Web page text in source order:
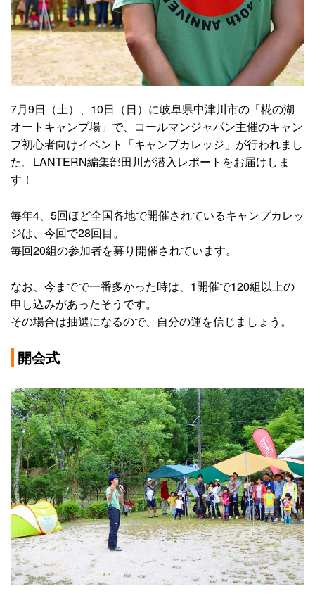
7月9日（土）、10日（日）に岐阜県中津川市の「椛の湖
オートキャンプ場」で、コールマンジャパン主催のキャン
プ初心者向けイベント「キャンプカレッジ」が行われまし
た。LANTERN編集部田川が潜入レポートをお届けしま
す！
毎年4、5回ほど全国各地で開催されているキャンプカレッ
ジは、今回で28回目。
毎回20組の参加者を募り開催されています。
なお、今までで一番多かった時は、1開催で120組以上の
申し込みがあったそうです。
その場合は抽選になるので、自分の運を信じましょう。
開会式